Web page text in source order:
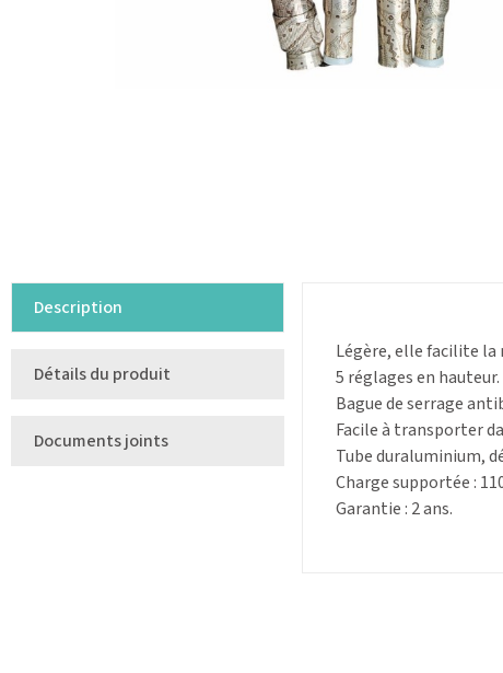
Description
Détails du produit
Documents joints
Légère, elle facilite
5 réglages en hauteur.
Bague de serrage
Facile à transporter
Tube duraluminium,
Charge supportée :
Garantie : 2 ans.